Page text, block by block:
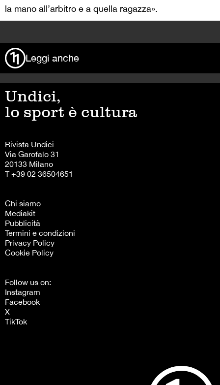
la mano all’arbitro e a quella ragazza».
Leggi anche
Undici,
lo sport è cultura
Rivista Undici
Via Garofalo 31
20133 Milano
T +39 02 36504651
Chi siamo
Mediakit
Pubblicità
Termini e condizioni
Privacy Policy
Cookie Policy
Follow us on:
Instagram
Facebook
X
TikTok